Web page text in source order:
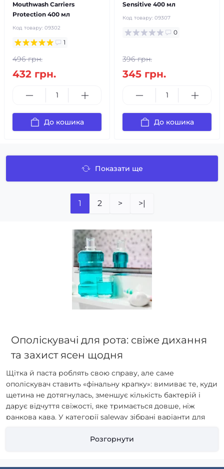
Mouthwash Carriers
Protection 400 мл
Код товару: 09302
1
496 грн.
432 грн.
До кошика
Sensitive 400 мл
Код товару: 09307
0
396 грн.
345 грн.
До кошика
Показати ще
1 2 > >|
Ополіскувачі для рота: свіже дихання
та захист ясен щодня
Щітка й паста роблять свою справу, але саме
ополіскувач ставить «фінальну крапку»: вимиває те, куди
щетина не дотягнулась, зменшує кількість бактерій і
дарує відчуття свіжості, яке тримається довше, ніж
ранкова кава. У категорії saleway зібрані варіанти для
короткого відновлення після стоматологічних процедур.
Розгорнути